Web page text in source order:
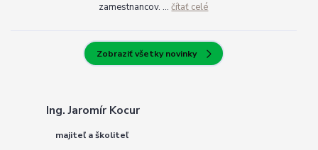
zamestnancov. ...čítať celé
Zobraziť všetky novinky
Ing. Jaromír Kocur
majiteľ a školiteľ